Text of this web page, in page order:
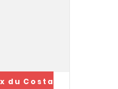
du Costa